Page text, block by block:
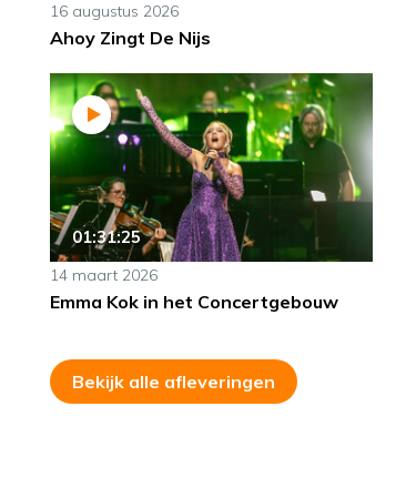
16 augustus 2026
Ahoy Zingt De Nijs
01:31:25
14 maart 2026
Emma Kok in het Concertgebouw
Bekijk alle afleveringen